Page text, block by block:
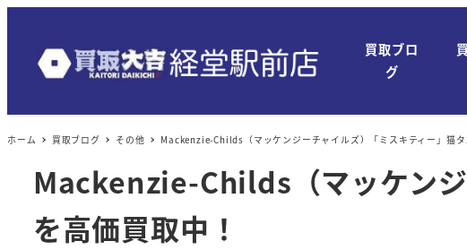
買取ブロ
グ
ホーム 買取ブログ その他 Mackenzie-Childs（マッケンジーチャイルズ）「ミスキティー」猫タ
Mackenzie-Childs（マッケン
を高価買取中！